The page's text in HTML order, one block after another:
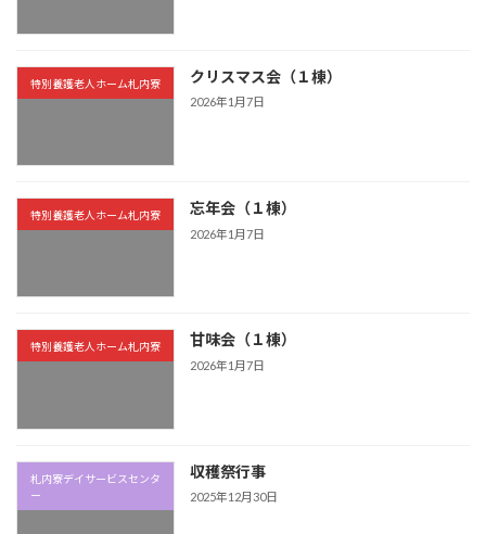
り
特別養護老人ホーム札内寮 クリスマス会（１棟）
2026年1月7日
特別養護老人ホーム札内寮 忘年会（１棟）
2026年1月7日
特別養護老人ホーム札内寮 甘味会（１棟）
2026年1月7日
札内寮デイサービスセンタ
ー
収穫祭行事
2025年12月30日